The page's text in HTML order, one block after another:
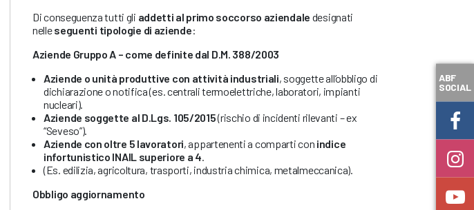
Di conseguenza tutti gli addetti al primo soccorso aziendale designati
nelleseguenti tipologie di aziende:
Aziende Gruppo A – come definite dal D.M. 388/2003
Aziende o unità produttive con attività industriali, soggette all’obbligo di
dichiarazione o notifica (es. centrali termoelettriche, laboratori, impianti
nucleari).
Aziende soggette al D.Lgs. 105/2015(rischio di incidenti rilevanti – ex
“Seveso”).
Aziende con oltre 5 lavoratori, appartenenti a comparti con indice
infortunistico INAIL superiore a 4
(Es. edilizia, agricoltura, trasporti, industria chimica, metalmeccanica).
Obbligo aggiornamento
ABF
SOCIAL